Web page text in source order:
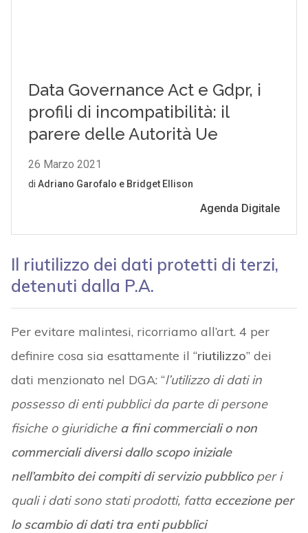
Il riutilizzo dei dati protetti di terzi,
detenuti dalla P.A.
Per evitare malintesi, ricorriamo all’art. 4 per
definire cosa sia esattamente il “riutilizzo” dei
dati menzionato nel DGA: “l’utilizzo di dati in
possesso di enti pubblici da parte di persone
fisiche o giuridiche a fini commerciali o non
commerciali diversi dallo scopo iniziale
nell’ambito dei compiti di servizio pubblicoper i
quali i dati sono stati prodotti, fatta eccezione per
lo scambio di dati tra enti pubblici